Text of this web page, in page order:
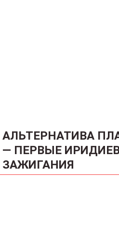
АЛЬТЕРНАТИВА
— ПЕРВЫЕ
ЗАЖИГАНИЯ